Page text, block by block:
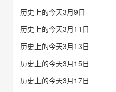
历史上的今天3月9日
历史上的今天3月11日
历史上的今天3月13日
历史上的今天3月15日
历史上的今天3月17日